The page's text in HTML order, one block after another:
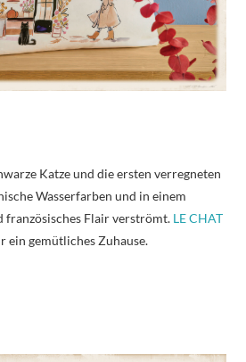
Katze und die ersten verregneten
Wasserfarben und in einem
französisches Flair verströmt. LE CHAT
ein gemütliches Zuhause.